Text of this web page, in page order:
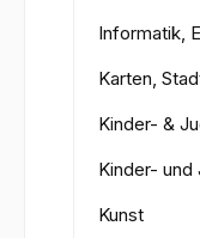
Informatik,
Karten,
Kinder- &
Kinder-
Kunst